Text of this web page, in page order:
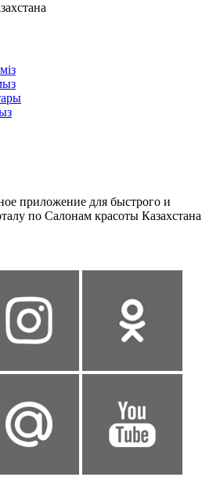
приложение для быстрого и
по Салонам красоты Казахстана